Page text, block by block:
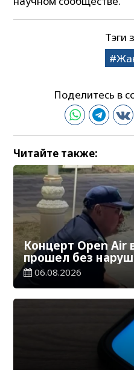
Тэги
Поделитесь в
Читайте также:
Концерт Open Air
прошел без
общественного
06.08.2026